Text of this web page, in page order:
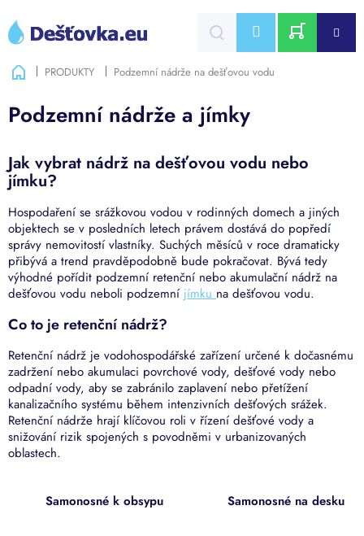
obsah
CZK
NÁKUPNÍ
DomůPRODUKTY Podzemní nádrže na dešťovou vodu
Podzemní nádrže a jímky
Jak vybrat nádrž na dešťovou vodu nebo
jímku?
Hospodaření se srážkovou vodou v rodinných domech a jiných
objektech se v posledních letech právem dostává do popředí
správy nemovitostí vlastníky. Suchých měsíců v roce dramaticky
přibývá a trend pravděpodobně bude pokračovat. Bývá tedy
výhodné pořídit podzemní retenční nebo akumulační nádrž na
dešťovou vodu neboli podzemní jímku na dešťovou vodu.
Co to je retenční nádrž?
Retenční nádrž je vodohospodářské zařízení určené k dočasnému
zadržení nebo akumulaci povrchové vody, dešťové vody nebo
odpadní vody, aby se zabránilo zaplavení nebo přetížení
kanalizačního systému během intenzivních dešťových srážek.
Retenční nádrže hrají klíčovou roli v řízení dešťové vody a
snižování rizik spojených s povodněmi v urbanizovaných
oblastech.
Samonosné k obsypu Samonosné na desku